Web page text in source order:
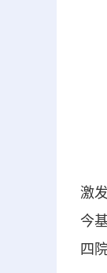
“
激
今
四